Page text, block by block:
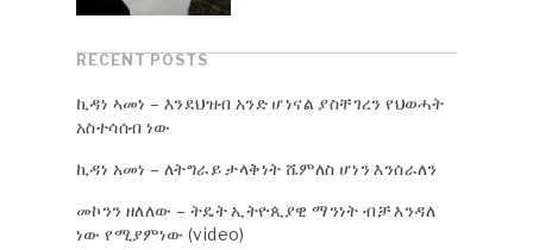
RECENT POSTS
ኪዳነ ኣመነ – እንደህዝብ አንድ ሆነናል ያስቸገረን የህወሓት
አስተሳሰብ ነው
ኪዳነ አመነ – ለትግራይ ታላቅነት ሼምለስ ሆነን እንሰራለን
መኮንን ዘለለው – ትዴት ኢትዮጲያዊ ማንነት ብቻ እንዳለ
ነው የሚያምነው (video)